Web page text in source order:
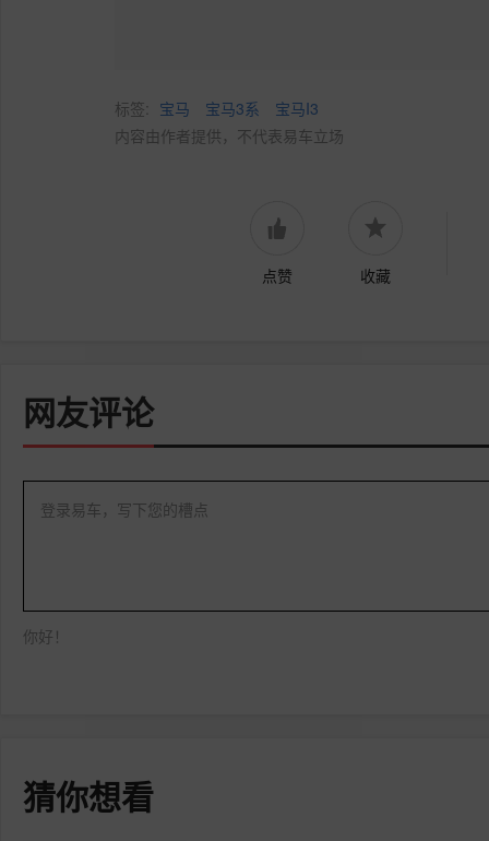
标签: 宝马 宝马3系
宝马I3
内容由作者提供，不代表易车立场
点赞 收藏
网友评论
登录易车，写下您的槽点
你好！
猜你想看